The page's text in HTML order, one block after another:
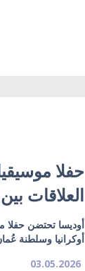
حفلا
العلاقات
أوديسا تحتضن حفلا
أوكرانيا وسلطنة
03.05.2026